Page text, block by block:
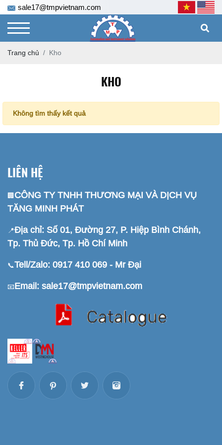
sale17@tmpvietnam.com
Trang chủ Kho
KHO
Không tìm thấy kết quả
LIÊN HỆ
🏢 CÔNG TY TNHH THƯƠNG MẠI VÀ DỊCH VỤ
TĂNG MINH PHÁT
📍Địa chỉ: Số 01, Đường 27, P. Hiệp Bình Chánh,
Tp. Thủ Đức, Tp. Hồ Chí Minh
📞Tell/Zalo: 0917 410 069 - Mr Đại
📧Email: sale17@tmpvietnam.com